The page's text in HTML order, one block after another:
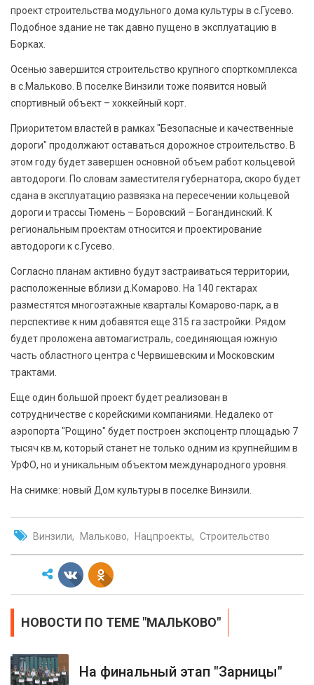
проект строительства модульного дома культуры в с.Гусево.
Подобное здание не так давно пущено в эксплуатацию в
Борках.
Осенью завершится строительство крупного спорткомплекса
в с.Мальково. В поселке Винзили тоже появится новый
спортивный объект – хоккейный корт.
Приоритетом властей в рамках "Безопасные и качественные
дороги" продолжают оставаться дорожное строительство. В
этом году будет завершен основной объем работ кольцевой
автодороги. По словам заместителя губернатора, скоро будет
сдана в эксплуатацию развязка на пересечении кольцевой
дороги и трассы Тюмень – Боровский – Богандинский. К
региональным проектам относится и проектирование
автодороги к с.Гусево.
Согласно планам активно будут застраиваться территории,
расположенные вблизи д.Комарово. На 140 гектарах
разместятся многоэтажные кварталы Комарово-парк, а в
перспективе к ним добавятся еще 315 га застройки. Рядом
будет проложена автомагистраль, соединяющая южную
часть областного центра с Червишевским и Московским
трактами.
Еще один большой проект будет реализован в
сотрудничестве с корейскими компаниями. Недалеко от
аэропорта "Рощино" будет построен экспоцентр площадью 7
тысяч кв.м, который станет не только одним из крупнейшим в
УрФО, но и уникальным объектом международного уровня.
На снимке: новый Дом культуры в поселке Винзили.
Винзили Мальково Нацпроекты Строительство
НОВОСТИ ПО ТЕМЕ "МАЛЬКОВО"
На финальный этап "Зарницы"